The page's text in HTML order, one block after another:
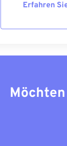
Erfahren